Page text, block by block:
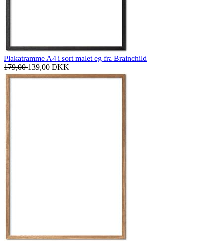
Plakatramme A4 i sort malet eg fra Brainchild
179,00139,00 DKK